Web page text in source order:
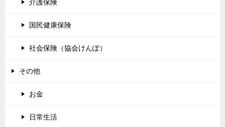
介護保険
国民健康保険
社会保険（協会けんぽ）
その他
お金
日常生活